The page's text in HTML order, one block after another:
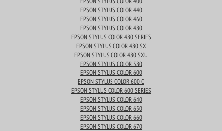
EPSON STYLUS COLOR 440
EPSON STYLUS COLOR 460
EPSON STYLUS COLOR 480
EPSON STYLUS COLOR 480 SERIES
EPSON STYLUS COLOR 480 SX
EPSON STYLUS COLOR 480 SXU
EPSON STYLUS COLOR 580
EPSON STYLUS COLOR 600
EPSON STYLUS COLOR 600 C
EPSON STYLUS COLOR 600 SERIES
EPSON STYLUS COLOR 640
EPSON STYLUS COLOR 650
EPSON STYLUS COLOR 660
EPSON STYLUS COLOR 670